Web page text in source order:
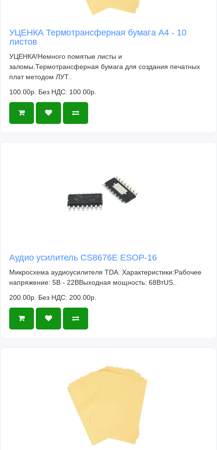
УЦЕНКА Термотрансферная бумага А4 - 10
листов
УЦЕНКА!Немного помятые листы и
заломы.Термотрансферная бумага для создания печатных
плат методом ЛУТ..
100.00р. Без НДС: 100.00р.
Аудио усилитель CS8676E ESOP-16
Микросхема аудиоусилителя TDA. Характеристики:Рабочее
напряжение: 5В - 22ВВыходная мощность: 68ВтUS..
200.00р. Без НДС: 200.00р.